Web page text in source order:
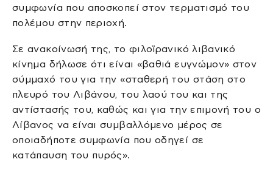
συμφωνία που αποσκοπεί στον τερματισμό του
πολέμου στην περιοχή.
Σε ανακοίνωσή της, το φιλοϊρανικό λιβανικό
κίνημα δήλωσε ότι είναι «βαθιά ευγνώμον» στον
σύμμαχό του για την «σταθερή του στάση στο
πλευρό του Λιβάνου, του λαού του και της
αντίστασής του, καθώς και για την επιμονή του ο
Λίβανος να είναι συμβαλλόμενο μέρος σε
οποιαδήποτε συμφωνία που οδηγεί σε
κατάπαυση του πυρός».